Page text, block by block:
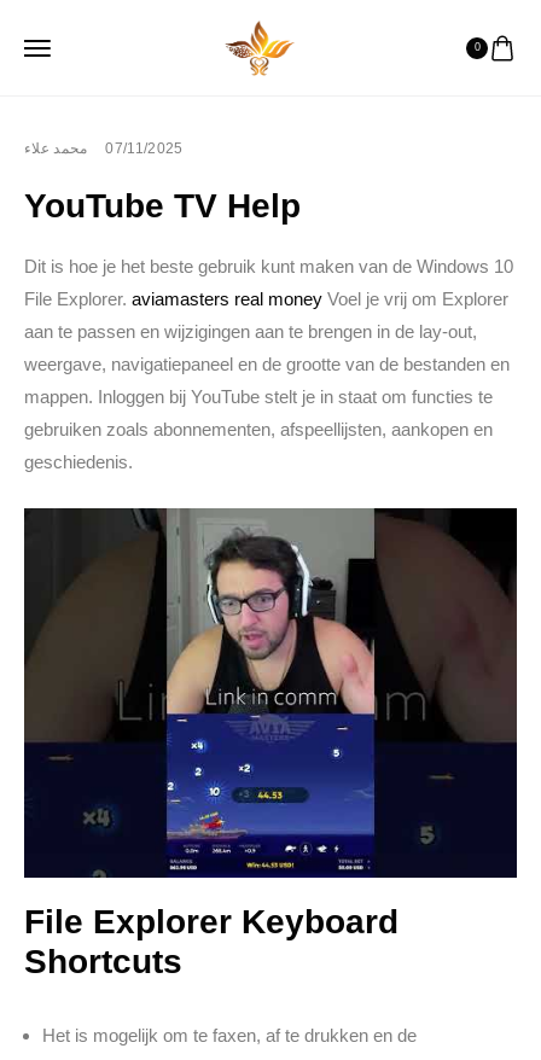
0
محمد علاء 07/11/2025
YouTube TV Help
Dit is hoe je het beste gebruik kunt maken van de Windows 10
File Explorer. aviamasters real money Voel je vrij om Explorer
aan te passen en wijzigingen aan te brengen in de lay-out,
weergave, navigatiepaneel en de grootte van de bestanden en
mappen. Inloggen bij YouTube stelt je in staat om functies te
gebruiken zoals abonnementen, afspeellijsten, aankopen en
geschiedenis.
File Explorer Keyboard
Shortcuts
Het is mogelijk om te faxen, af te drukken en de